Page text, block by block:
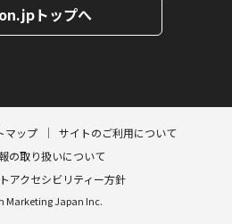
トップへ
マップ
サイトのご利用について
の取り扱いについて
アクセシビリティー方針
Marketing Japan Inc.